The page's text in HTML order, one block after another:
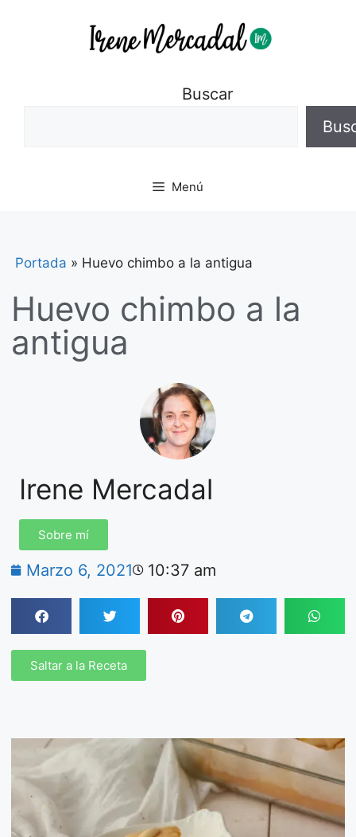
Buscar
Menú
Portada » Huevo chimbo a la antigua
Huevo chimbo a la
antigua
Irene Mercadal
Sobre mí
Marzo 6, 2021 10:37 am
Saltar a la Receta